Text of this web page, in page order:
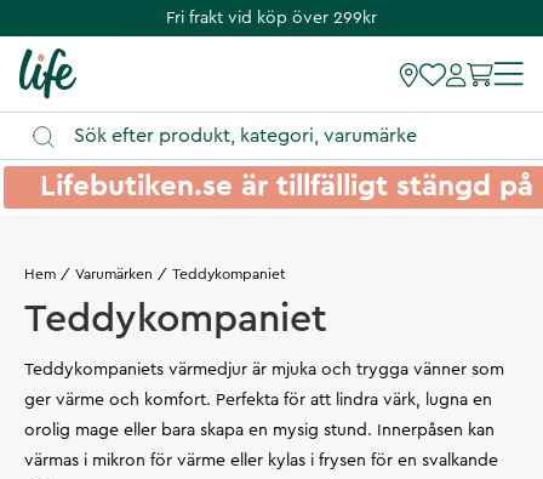
Fri frakt vid köp över 299kr
Lifebutiken.se är tillfälligt stängd
Hem Varumärken Teddykompaniet
Teddykompaniet
Teddykompaniets värmedjur är mjuka och trygga vänner som
ger värme och komfort. Perfekta för att lindra värk, lugna en
orolig mage eller bara skapa en mysig stund. Innerpåsen kan
värmas i mikron för värme eller kylas i frysen för en svalkande